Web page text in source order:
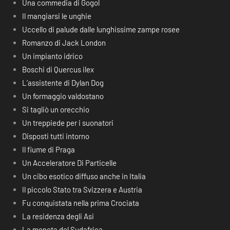
Una commedia di Gogol
Il mangiarsi le unghie
Uccello di palude dalle lunghissime zampe rosee
Romanzo di Jack London
Un impianto idrico
Boschi di Quercus ilex
L’assistente di Dylan Dog
Un formaggio valdostano
Si tagliò un orecchio
Un treppiede per i suonatori
Disposti tutti intorno
Il fiume di Praga
Un Acceleratore Di Particelle
Un cibo esotico diffuso anche in Italia
Il piccolo Stato tra Svizzera e Austria
Fu conquistata nella prima Crociata
La residenza degli Asi